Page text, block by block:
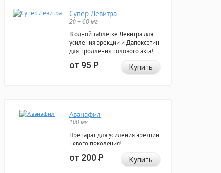
Супер Левитра
20 + 60 мг
В одной таблетке Левитра для
усиления эрекции и Дапоксетин
для продления полового акта!
от 95Р Купить
Аванафил
100 мг
Препарат для усиления эрекции
нового поколения!
от 200Р Купить